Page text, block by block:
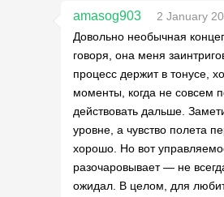
amasog903
2 January
Довольно необычная
говоря, она меня
процесс держит в тонусе,
моменты, когда не совсем
действовать дальше.
уровне, а чувство полета
хорошо. Но вот
разочаровывает — не
ожидал. В целом, для